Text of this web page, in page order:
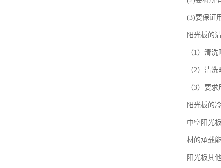
(3)要保证
阳光板的
（1）清
（2）清
（3）要
阳光板的
中空阳光
材的承载
阳光板其